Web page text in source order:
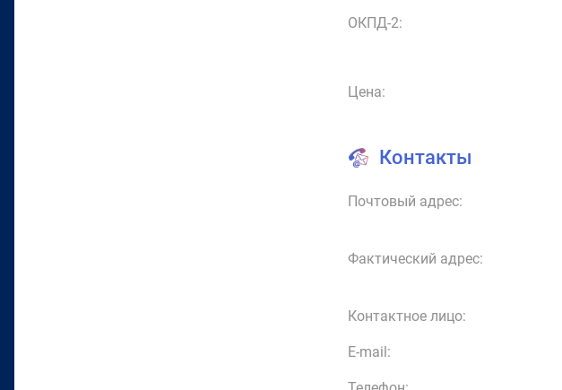
ОКПД-2:
Цена:
Контакты
Почтовый адрес:
Фактический адрес:
Контактное лицо:
E-mail: